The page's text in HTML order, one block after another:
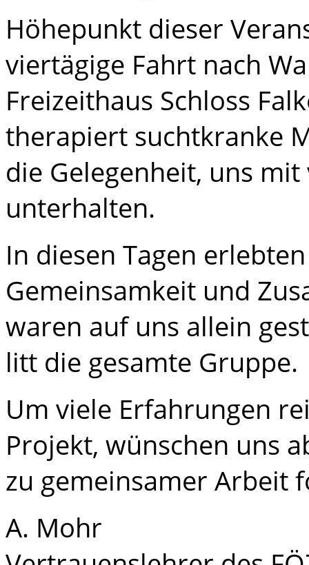
Höhepunkt dieser
viertägige Fahrt nach
Freizeithaus Schloss
therapiert suchtkranke
die Gelegenheit, uns
unterhalten.
In diesen Tagen
Gemeinsamkeit und
waren auf uns allein
litt die gesamte Gruppe.
Um viele Erfahrungen
Projekt, wünschen uns
zu gemeinsamer Arbeit
A. Mohr